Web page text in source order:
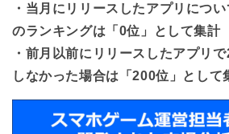
・当月にリリースしたアプリにつ
のランキングは「0位」として集計
・前月以前にリリースしたアプリ
しなかった場合は「200位」として